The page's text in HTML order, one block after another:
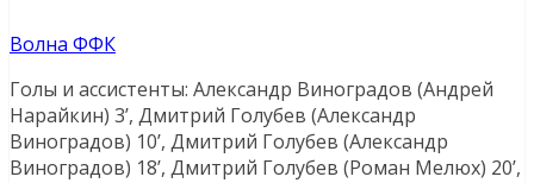
Волна ФФК
Голы и ассистенты: Александр Виноградов (Андрей
Нарайкин) 3’, Дмитрий Голубев (Александр
Виноградов) 10’, Дмитрий Голубев (Александр
Виноградов) 18’, Дмитрий Голубев (Роман Мелюх) 20’,